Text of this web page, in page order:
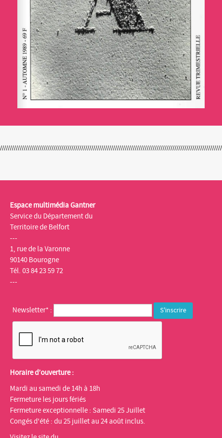
Espace multimédia Gantner
Service du Département du
Territoire de Belfort
---
1, rue de la Varonne
90140 Bourogne
Tél. 03 84 23 59 72
---
Newsletter* :
Horaire d’ouverture :
Mardi au samedi de 14h à 18h
Fermeture les jours fériés
Fermeture exceptionnelle : Samedi 25 Juillet
Congés d'été : du 25 juillet au 24 août inclus.